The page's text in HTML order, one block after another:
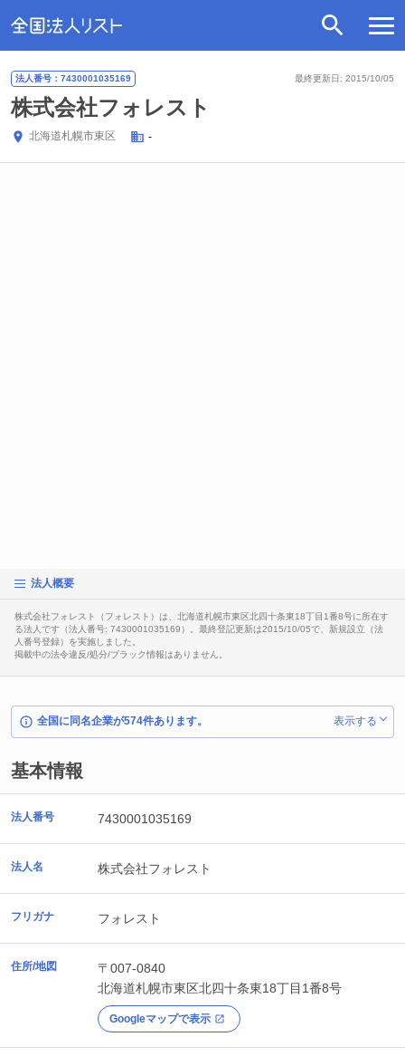
最終更新日: 2015/10/05
法人番号：7430001035169
株式会社フォレスト
北海道札幌市東区 -
法人概要
株式会社フォレスト（フォレスト）は、北海道札幌市東区北四十条東18丁目1番8号に所在す
る法人です（法人番号: 7430001035169）。最終登記更新は2015/10/05で、新規設立（法
人番号登録）を実施しました。
掲載中の法令違反/処分/ブラック情報はありません。
全国に同名企業が574件あります。 表示する
基本情報
法人番号 7430001035169
法人名 株式会社フォレスト
フリガナ フォレスト
住所/地図
〒007-0840
北海道札幌市東区北四十条東18丁目1番8号
Googleマップで表示